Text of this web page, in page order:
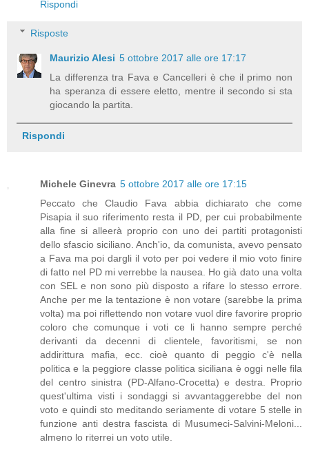
Rispondi
Risposte
Maurizio Alesi 5 ottobre 2017 alle ore 17:17
La differenza tra Fava e Cancelleri è che il primo non
ha speranza di essere eletto, mentre il secondo si sta
giocando la partita.
Rispondi
Michele Ginevra 5 ottobre 2017 alle ore 17:15
Peccato che Claudio Fava abbia dichiarato che come
Pisapia il suo riferimento resta il PD, per cui probabilmente
alla fine si alleerà proprio con uno dei partiti protagonisti
dello sfascio siciliano. Anch'io, da comunista, avevo pensato
a Fava ma poi dargli il voto per poi vedere il mio voto finire
di fatto nel PD mi verrebbe la nausea. Ho già dato una volta
con SEL e non sono più disposto a rifare lo stesso errore.
Anche per me la tentazione è non votare (sarebbe la prima
volta) ma poi riflettendo non votare vuol dire favorire proprio
coloro che comunque i voti ce li hanno sempre perché
derivanti da decenni di clientele, favoritismi, se non
addirittura mafia, ecc. cioè quanto di peggio c'è nella
politica e la peggiore classe politica siciliana è oggi nelle fila
del centro sinistra (PD-Alfano-Crocetta) e destra. Proprio
quest'ultima visti i sondaggi si avvantaggerebbe del non
voto e quindi sto meditando seriamente di votare 5 stelle in
funzione anti destra fascista di Musumeci-Salvini-Meloni...
almeno lo riterrei un voto utile.